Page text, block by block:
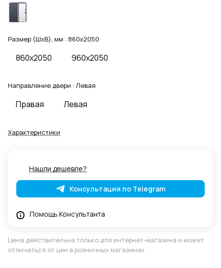
Размер (ШхВ), мм : 860x2050
860x2050 960x2050
Направление двери : Левая
Правая Левая
Характеристики
Нашли дешевле?
Консультация по Telegram
Помощь Консультанта
Цена действительна только для интернет-магазина и может
отличаться от цен в розничных магазинах